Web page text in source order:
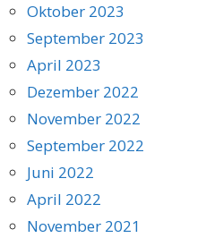
Oktober 2023
September 2023
April 2023
Dezember 2022
November 2022
September 2022
Juni 2022
April 2022
November 2021